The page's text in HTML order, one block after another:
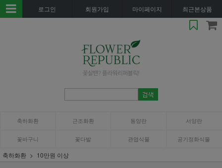
로그인 회원가입 마이페이지 최근본상품
축하화환 근조화환 동양란 서양란
꽃바구니 꽃다발 관엽식물 공기정화식물
축하화환 10만원 이상